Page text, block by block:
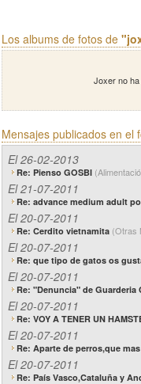
Los albums de fotos de
Joxer no
Mensajes publicados en el
El 26-02-2013
Re: Pienso GOSBI
El 21-07-2011
Re: advance medium adult
El 20-07-2011
Re: Cerdito vietnamita (Otras
El 20-07-2011
Re: que tipo de gatos os
El 20-07-2011
Re: "Denuncia" de Guarderia
El 20-07-2011
Re: VOY A TENER UN
El 20-07-2011
Re: Aparte de perros,que
El 20-07-2011
Re: País Vasco,Cataluña y